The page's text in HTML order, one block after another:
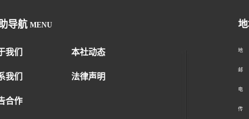
导航 MENU
我们 本社动态
我们 法律声明
合作
地
邮
电
传